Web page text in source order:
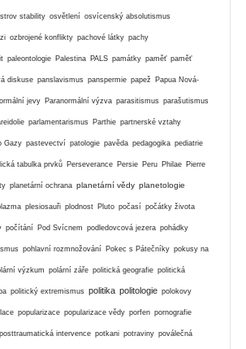
stability osvětlení osvícenský absolutismus
ozbrojené konflikty pachové látky pachy
paleontologie Palestina PALS památky paměť paměť
diskuse panslavismus panspermie papež Papua Nová-
jevy Paranormální výzva parasitismus parašutismus
parlamentarismus Parthie partnerské vztahy
Gazy pastevectví patologie pavěda pedagogika pediatrie
tabulka prvků Perseverance Persie Peru Philae Pierre
planetární ochrana planetární vědy planetologie
plesiosauři plodnost Pluto počasí počátky života
počítání Pod Svícnem podledovcová jezera pohádky
pohlavní rozmnožování Pokec s Pátečníky pokusy na
výzkum polární záře politická geografie politická
politický extremismus politika politologie polokovy
popularizace popularizace vědy porfen pornografie
posttraumatická intervence potkani potraviny poválečná